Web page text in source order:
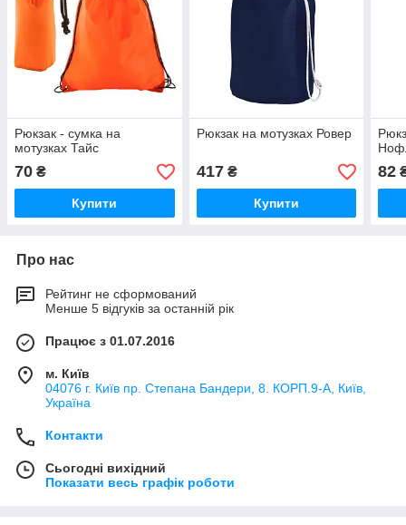
Рюкзак - сумка на
мотузках Тайс
70 ₴
Купити
Рюкзак на мотузках Ровер
417₴
Купити
82
Про нас
Рейтинг не сформований
Менше 5 відгуків за останній рік
Працює з 01.07.2016
м. Київ
04076 г. Київ пр. Степана Бандери, 8. КОРП.9-А, Київ,
Україна
Контакти
Сьогодні вихідний
Показати весь графік роботи